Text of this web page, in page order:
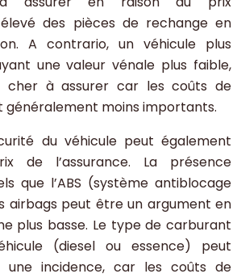
des pièces de rechange en
A contrario, un véhicule plus
une valeur vénale plus faible,
cher à assurer car les coûts de
moins importants.
du véhicule peut également
de l’assurance. La présence
que l’ABS (système antiblocage
airbags peut être un argument en
plus basse. Le type de carburant
(diesel ou essence) peut
une incidence, car les coûts de